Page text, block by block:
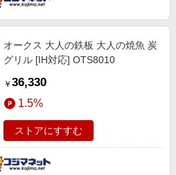
オークス 大人の鉄板 大人の焼魚 炭
グリル [IH対応] OTS8010
￥ 36,330
1.5%
ストアにすすむ